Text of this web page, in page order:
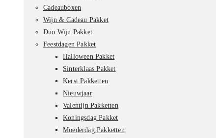
Cadeauboxen
Wijn & Cadeau Pakket
Duo Wijn Pakket
Feestdagen Pakket
Halloween Pakket
Sinterklaas Pakket
Kerst Pakketten
Nieuwjaar
Valentijn Pakketten
Koningsdag Pakket
Moederdag Pakketten